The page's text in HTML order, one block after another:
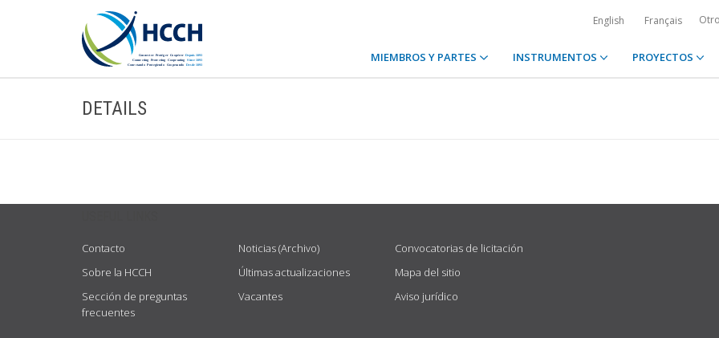
English Français
MIEMBROS Y PARTES INSTRUMENTOS PROYECTOS
DETAILS
Contacto
Sobre la HCCH
Sección de preguntas
frecuentes
Noticias (Archivo)
Últimas actualizaciones
Vacantes
Convocatorias de licitación
Mapa del sitio
Aviso jurídico